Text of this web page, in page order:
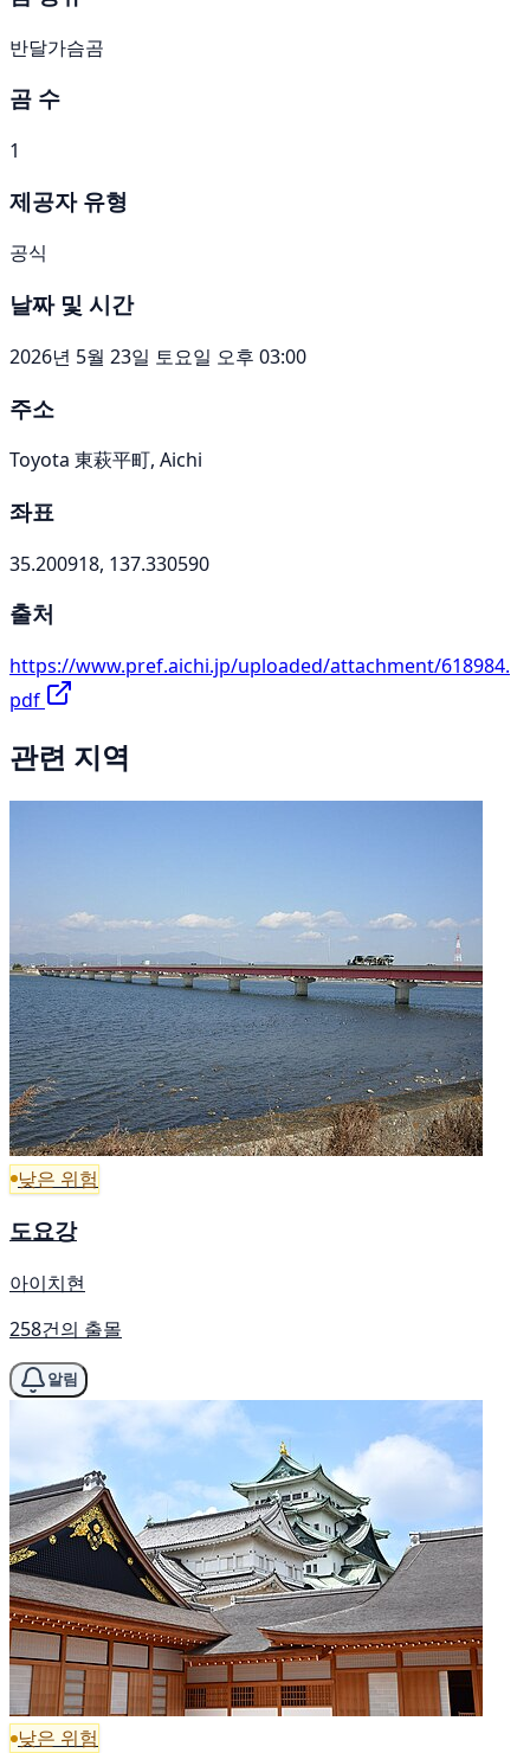
반달가슴곰
곰 수
1
제공자 유형
공식
날짜 및 시간
2026년 5월 23일 토요일 오후 03:00
주소
Toyota 東萩平町, Aichi
좌표
35.200918, 137.330590
출처
https://www.pref.aichi.jp/uploaded/attachment/618984.
pdf
관련 지역
낮은 위험
도요강
아이치현
258건의 출몰
알림
낮은 위험